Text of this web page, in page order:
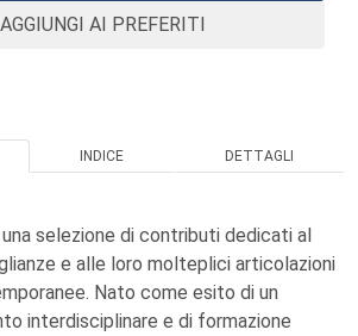
AGGIUNGI AI PREFERITI
INDICE DETTAGLI
selezione di contributi dedicati al
e alle loro molteplici articolazioni
Nato come esito di un
interdisciplinare e di formazione